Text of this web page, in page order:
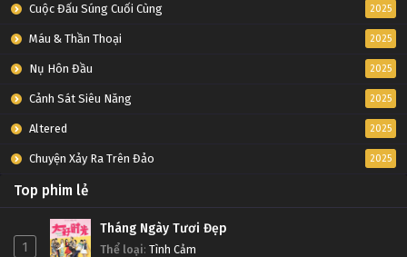
Cuộc Đấu Súng Cuối Cùng 2025
Máu & Thần Thoại 2025
Nụ Hôn Đầu 2025
Cảnh Sát Siêu Năng 2025
Altered 2025
Chuyện Xảy Ra Trên Đảo 2025
Top phim lẻ
1
Tháng Ngày Tươi Đẹp
Thể loại: Tình Cảm